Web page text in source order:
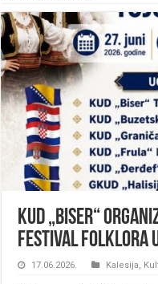
KUD „Biser“
festival folklora u
17.06.2026. Kalesija,